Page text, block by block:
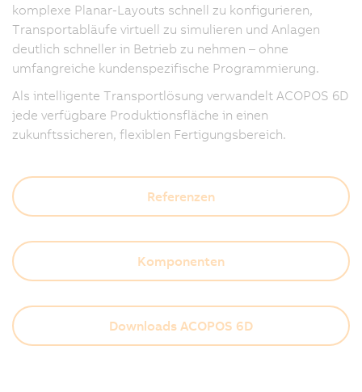
komplexe Planar-Layouts schnell zu konfigurieren,
Transportabläufe virtuell zu simulieren und Anlagen
deutlich schneller in Betrieb zu nehmen – ohne
umfangreiche kundenspezifische Programmierung.
Als intelligente Transportlösung verwandelt ACOPOS 6D
jede verfügbare Produktionsfläche in einen
zukunftssicheren, flexiblen Fertigungsbereich.
Referenzen
Komponenten
Downloads ACOPOS 6D